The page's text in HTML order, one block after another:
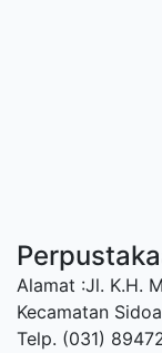
Alamat :Jl. K.H.
Kecamatan
Telp. (031)